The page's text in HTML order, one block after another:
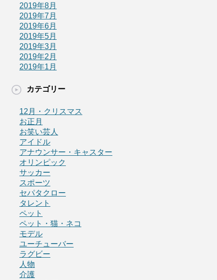
2019年8月
2019年7月
2019年6月
2019年5月
2019年3月
2019年2月
2019年1月
カテゴリー
12月・クリスマス
お正月
お笑い芸人
アイドル
アナウンサー・キャスター
オリンピック
サッカー
スポーツ
セパタクロー
タレント
ペット
ペット・猫・ネコ
モデル
ユーチューバー
ラグビー
人物
介護